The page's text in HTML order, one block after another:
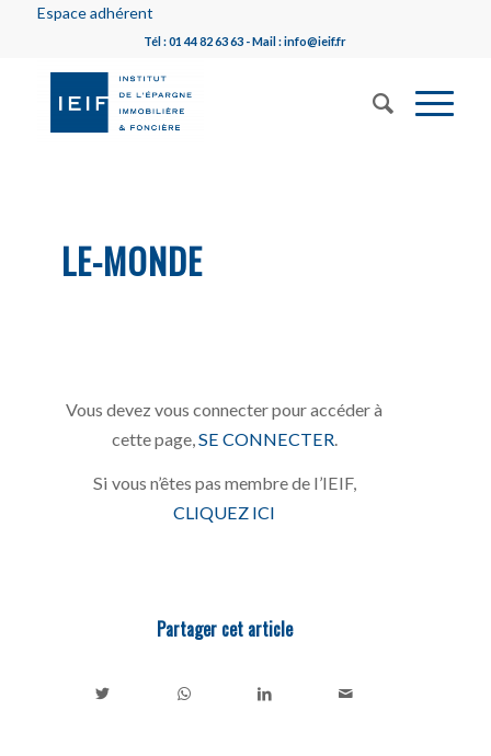
Espace adhérent
Tél : 01 44 82 63 63 - Mail : info@ieif.fr
LE-MONDE
Vous devez vous connecter pour accéder à
cette page, SE CONNECTER
Si vous n’êtes pas membre de l’IEIF,
CLIQUEZ ICI
Partager cet article